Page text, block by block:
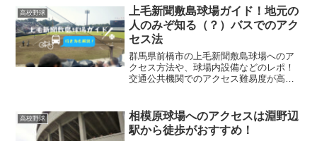
した。
高校野球
上毛新聞敷島球場ガイド！地元の
人のみぞ知る（？）バスでのアク
セス法
群馬県前橋市の上毛新聞敷島球場へのア
クセス方法や、球場内設備などのレポ！
交通公共機関でのアクセス難易度が高い
高校野球
相模原球場へのアクセスは淵野辺
駅から徒歩がおすすめ！